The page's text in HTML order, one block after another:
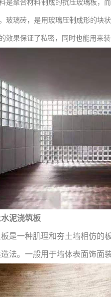
是聚合材料制成的抗压玻璃板，
玻璃砖，是用玻璃压制成形的块
效果保证了私密，同时也能用来装
泥浇筑板
是一种肌理和夯土墙相仿的
造法。一般用于墙体表面饰面装